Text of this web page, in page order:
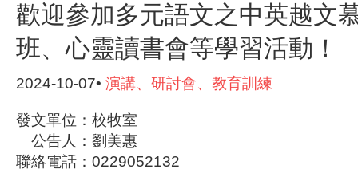
歡迎參加多元語文之中英越文
班、心靈讀書會等學習活動！
2024-10-07• 演講、研討會、教育訓練
發文單位：校牧室
公告人：劉美惠
聯絡電話：0229052132